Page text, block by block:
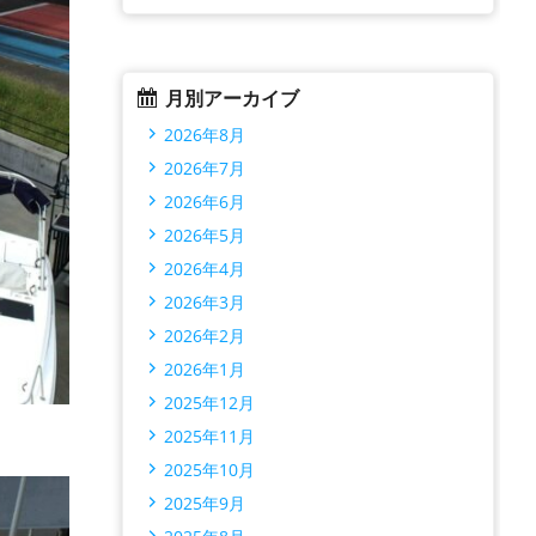
月別アーカイブ
2026年8月
2026年7月
2026年6月
2026年5月
2026年4月
2026年3月
2026年2月
2026年1月
2025年12月
2025年11月
2025年10月
2025年9月